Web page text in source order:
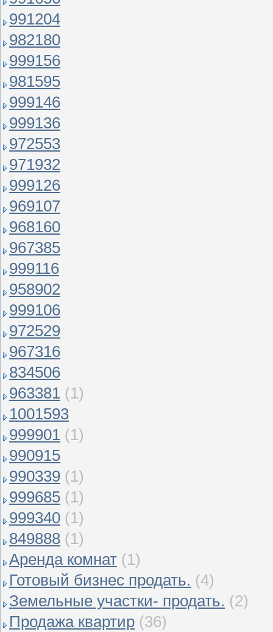
991204
982180
999156
981595
999146
999136
972553
971932
999126
969107
968160
967385
999116
958902
999106
972529
967316
834506
963381 (1)
1001593
999901 (1)
990915
990339 (1)
999685 (1)
999340 (1)
849888 (1)
Аренда комнат (1)
Готовый бизнес продать. (4)
Земельные участки- продать. (2)
Продажа квартир (36)